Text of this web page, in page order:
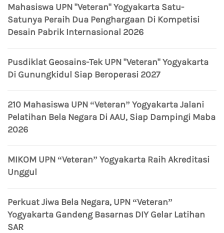
Mahasiswa UPN "Veteran" Yogyakarta Satu-
Satunya Peraih Dua Penghargaan Di Kompetisi
Desain Pabrik Internasional 2026
Pusdiklat Geosains-Tek UPN "Veteran" Yogyakarta
Di Gunungkidul Siap Beroperasi 2027
210 Mahasiswa UPN “Veteran” Yogyakarta Jalani
Pelatihan Bela Negara Di AAU, Siap Dampingi Maba
2026
MIKOM UPN “Veteran” Yogyakarta Raih Akreditasi
Unggul
Perkuat Jiwa Bela Negara, UPN “Veteran”
Yogyakarta Gandeng Basarnas DIY Gelar Latihan
SAR